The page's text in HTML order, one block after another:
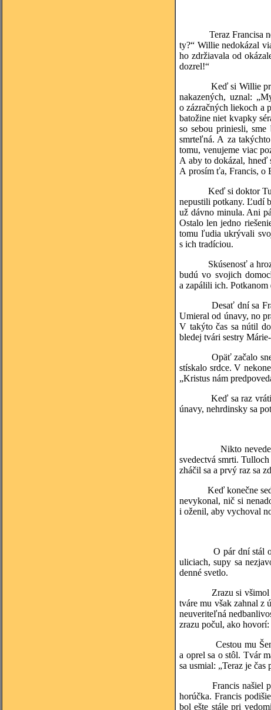
Teraz Francisa
ty?“ Willie nedokázal
ho zdržiavala od
dozrel!“
Keď si Willie prezrel
nakazených, uznal:
o zázračných liekoch a
batožine niet kvapky
so sebou priniesli,
smrteľná. A za
tomu, venujeme viac
A aby to dokázal, hneď
A prosím ťa, Francis, o
Keď si doktor Tulloch
nepustili potkany. Ľudí
už dávno minula. Ani
Ostalo len jedno
tomu ľudia ukrývali
s ich tradíciou.
Skúsenosť a hrozná
budú vo svojich
a zapálili ich. Potkanom
Desať dní sa Francis
Umieral od únavy, no
V takýto čas sa nútil
bledej tvári sestry
Opäť začalo snežiť.
stískalo srdce. V
„Kristus nám
Keď sa raz vrátili od
únavy, nehrdinsky sa
Nikto nevedel, kedy
svedectvá smrti.
zháčil sa a prvý raz sa
Keď konečne sedeli
nevykonal, nič si
i oženil, aby vychoval
O pár dní stál otec
uliciach, supy sa
denné svetlo.
Zrazu si všimol
tváre mu však zahnal z
neuveriteľná
zrazu počul, ako
Cestou mu Šen s
a oprel sa o stôl. Tvár
sa usmial: „Teraz je čas
Francis našiel
horúčka. Francis
bol ešte stále pri